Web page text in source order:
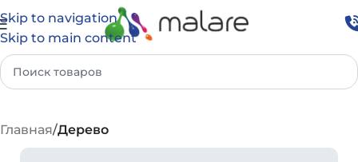
Skip to navigation
Skip to main content
Главная Дерево